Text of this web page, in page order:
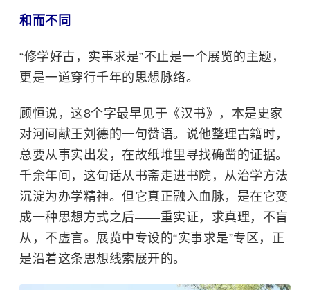
和而不同
“修学好古，实事求是”不止是一个展览的主题，
更是一道穿行千年的思想脉络。
顾恒说，这8个字最早见于《汉书》，本是史家
对河间献王刘德的一句赞语。说他整理古籍时，
总要从事实出发，在故纸堆里寻找确凿的证据。
千余年间，这句话从书斋走进书院，从治学方法
沉淀为办学精神。但它真正融入血脉，是在它变
成一种思想方式之后——重实证，求真理，不盲
从，不虚言。展览中专设的“实事求是”专区，正
是沿着这条思想线索展开的。